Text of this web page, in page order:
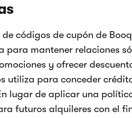
códigos de cupón de
para mantener relaciones
y ofrecer
utiliza para conceder
lugar de aplicar una
futuros alquileres con el